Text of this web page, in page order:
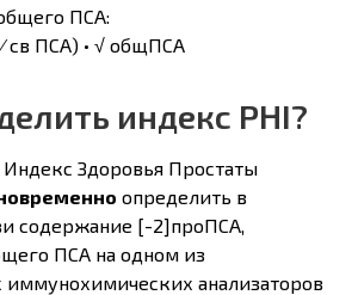
ПСА:
св ПСА) • √ общПСА
индекс PHI?
Здоровья Простаты
определить в
содержание [-2]проПСА,
ПСА на одном из
иммунохимических анализаторов